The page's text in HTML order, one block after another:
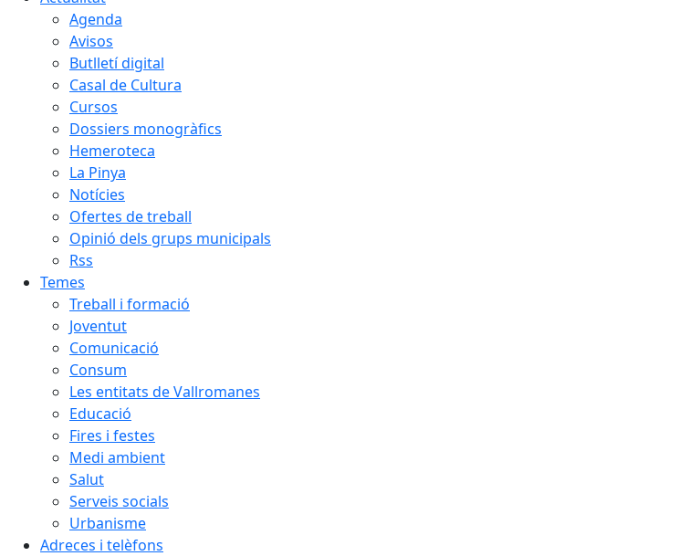
Agenda
Avisos
Butlletí digital
Casal de Cultura
Cursos
Dossiers monogràfics
Hemeroteca
La Pinya
Notícies
Ofertes de treball
Opinió dels grups municipals
Rss
Temes
Treball i formació
Joventut
Comunicació
Consum
Les entitats de Vallromanes
Educació
Fires i festes
Medi ambient
Salut
Serveis socials
Urbanisme
Adreces i telèfons